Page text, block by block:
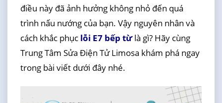
điều này đã ảnh hưởng không nhỏ đến quá
trình nấu nướng của bạn. Vậy nguyên nhân và
cách khắc phục lỗi E7 bếp từlà gì? Hãy cùng
Trung Tâm Sửa Điện Tử Limosa khám phá ngay
trong bài viết dưới đây nhé.